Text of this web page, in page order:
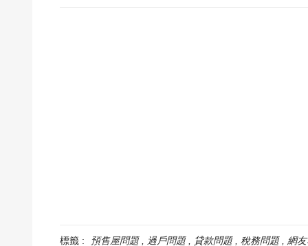
標籤 : 預售屋問題 過戶問題 貸款問題 稅務問題 網